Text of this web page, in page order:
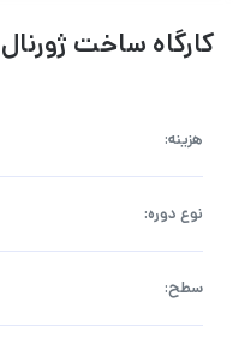
کارگاه ساخت
هزینه:
نوع دوره:
سطح: